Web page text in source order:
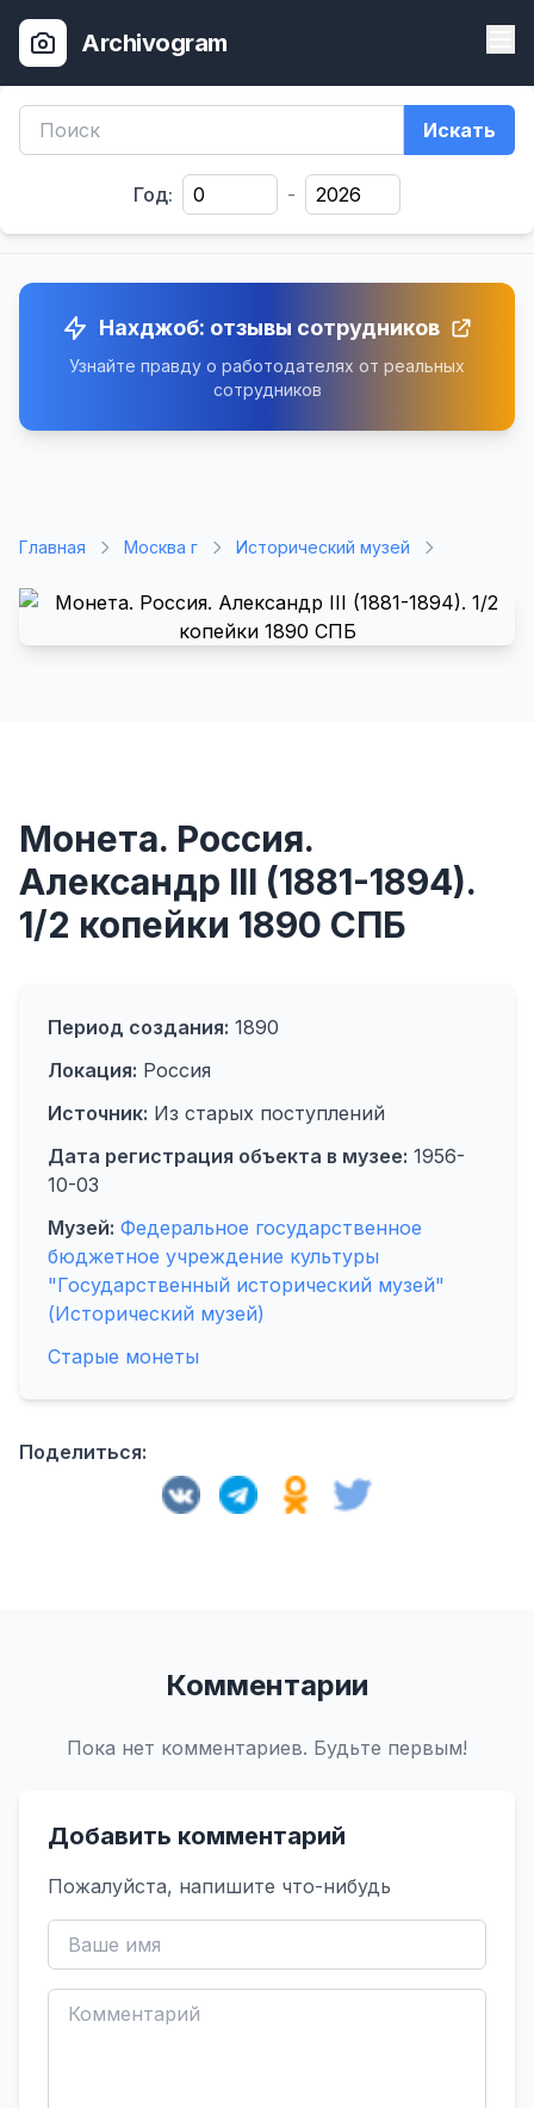
Archivogram
Искать
Год: -
Нахджоб: отзывы сотрудников
Узнайте правду о работодателях от реальных
сотрудников
Главная Москва г Исторический музей
Монета. Россия.
Александр III (1881-1894).
1/2 копейки 1890 СПБ
Период создания: 1890
Локация: Россия
Источник: Из старых поступлений
Дата регистрация объекта в музее: 1956-
10-03
Музей: Федеральное государственное
бюджетное учреждение культуры
"Государственный исторический музей"
(Исторический музей)
Старые монеты
Поделиться:
Комментарии
Пока нет комментариев. Будьте первым!
Добавить комментарий
Пожалуйста, напишите что-нибудь